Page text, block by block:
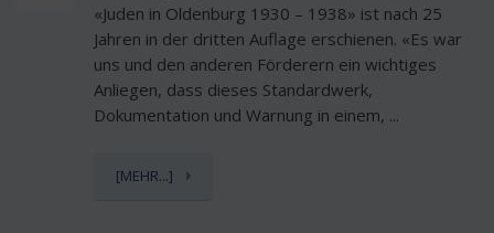
«Juden in Oldenburg 1930 – 1938» ist nach 25
Jahren in der dritten Auflage erschienen. «Es war
uns und den anderen Förderern ein wichtiges
Anliegen, dass dieses Standardwerk,
Dokumentation und Warnung in einem, ...
[MEHR...]